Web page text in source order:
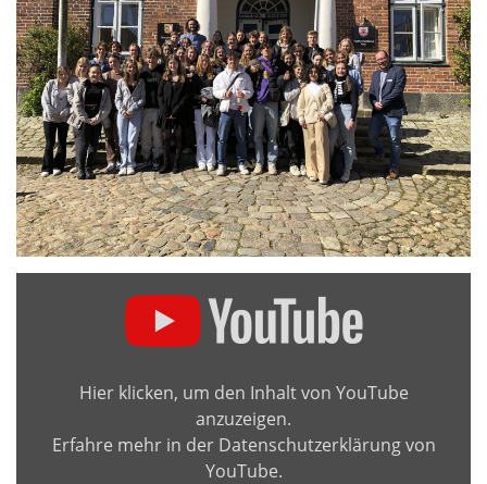
anzeigenHier klicken, um den Inhalt von YouTube
anzuzeigen.
Erfahre mehr in der Datenschutzerklärung von
YouTube.